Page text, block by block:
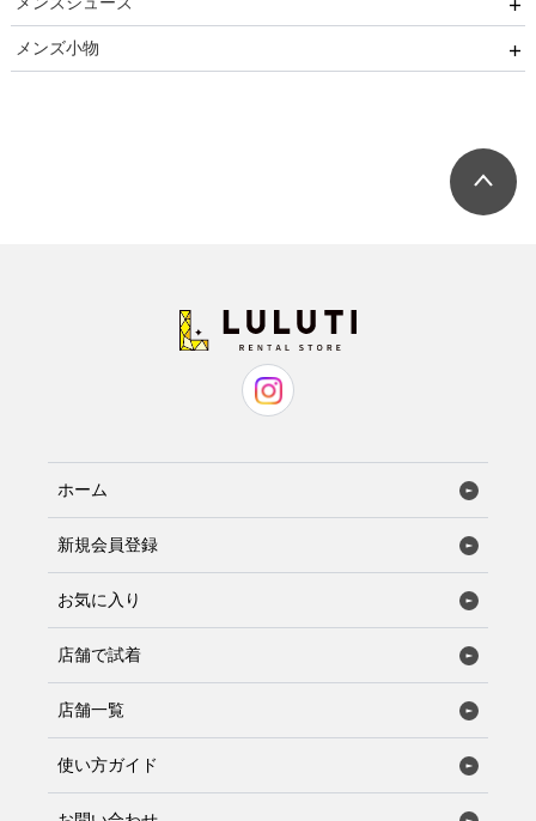
卒業式
発表会
リクルート
蝶ネクタイ用
ストレートチップ
メンズ小物
ホーム
新規会員登録
お気に入り
店舗で試着
店舗一覧
使い方ガイド